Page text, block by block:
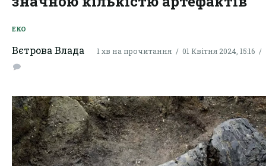
ЕКО
Вєтрова Влада 1 хв на прочитання 01 Квітня 2024, 15:16